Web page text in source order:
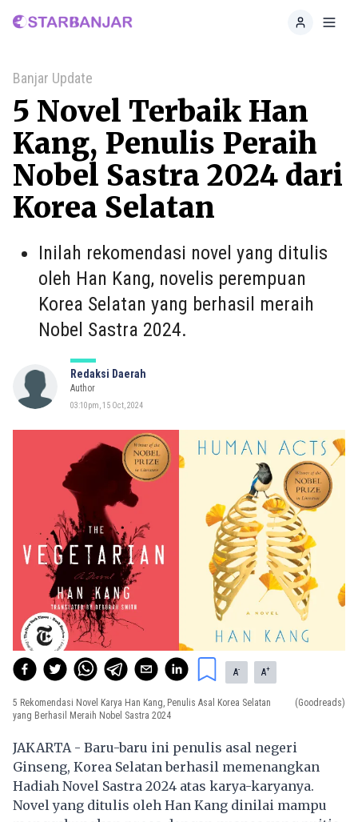
Home
Banjar Update
5 Novel Terbaik Han
Kang, Penulis Peraih
Nobel Sastra 2024 dari
Korea Selatan
Inilah rekomendasi novel yang ditulis
oleh Han Kang, novelis perempuan
Korea Selatan yang berhasil meraih
Nobel Sastra 2024.
Redaksi Daerah
Author
03:10pm, 15 Oct, 2024
A- A+
5 Rekomendasi Novel Karya Han Kang, Penulis Asal Korea Selatan
yang Berhasil Meraih Nobel Sastra 2024
(Goodreads)
JAKARTA - Baru-baru ini penulis asal negeri
Ginseng, Korea Selatan berhasil memenangkan
Hadiah Novel Sastra 2024 atas karya-karyanya.
Novel yang ditulis oleh Han Kang dinilai mampu